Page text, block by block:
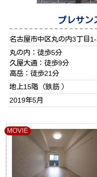
プレサン
名古屋市中区丸の内3丁目
丸の内：徒歩5分
久屋大通：徒歩9分
高岳：徒歩21分
地上15階（鉄筋 ）
2019年5月
MOVIE